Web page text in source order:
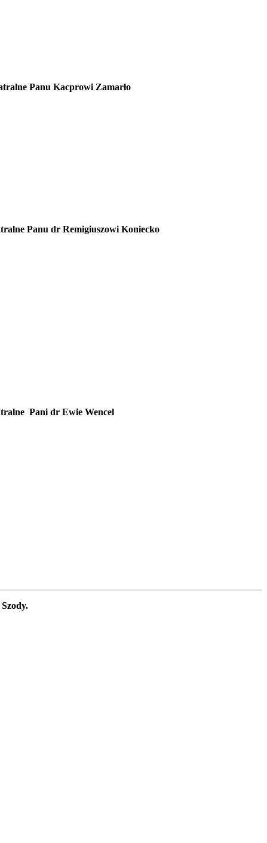
Panu Kacprowi Zamarło
Panu dr Remigiuszowi Koniecko
Pani dr Ewie Wencel